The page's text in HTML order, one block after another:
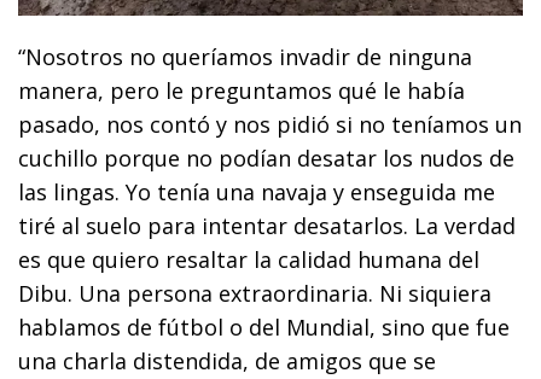
“Nosotros no queríamos invadir de ninguna
manera, pero le preguntamos qué le había
pasado, nos contó y nos pidió si no teníamos un
cuchillo porque no podían desatar los nudos de
las lingas. Yo tenía una navaja y enseguida me
tiré al suelo para intentar desatarlos. La verdad
es que quiero resaltar la calidad humana del
Dibu. Una persona extraordinaria. Ni siquiera
hablamos de fútbol o del Mundial, sino que fue
una charla distendida, de amigos que se